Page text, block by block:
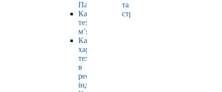
Павлюк
Кафедра
технології
м’яса
Кафедра
харчових
технологій
в
ресторанній
індустрії
та
страхування